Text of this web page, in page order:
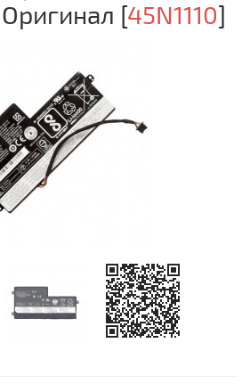
Оригинал [45N1110]